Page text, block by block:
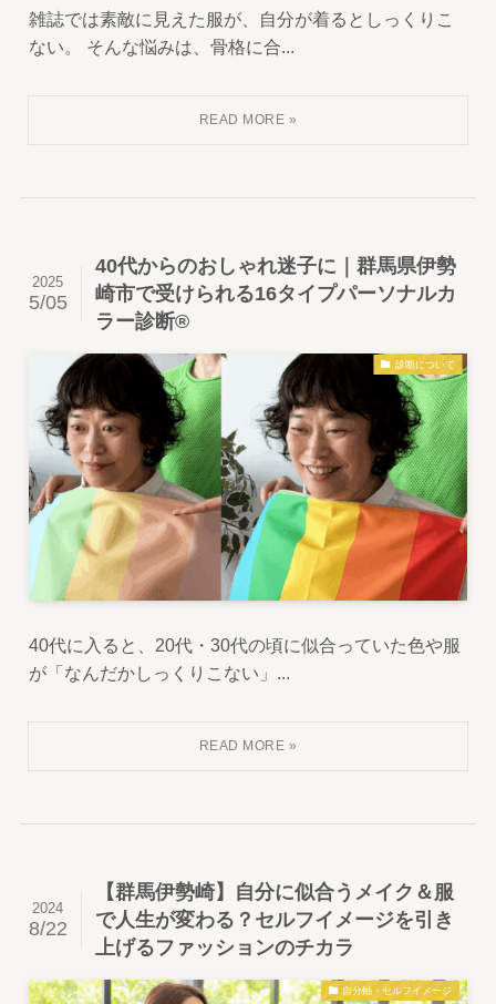
雑誌では素敵に見えた服が、自分が着るとしっくりこ
ない。 そんな悩みは、骨格に合...
40代からのおしゃれ迷子に｜群馬県伊勢
崎市で受けられる16タイプパーソナルカ
ラー診断®
2025
5/05
診断について
40代に入ると、20代・30代の頃に似合っていた色や服
が「なんだかしっくりこない」...
【群馬伊勢崎】自分に似合うメイク＆服
で人生が変わる？セルフイメージを引き
上げるファッションのチカラ
2024
8/22
自分軸・セルフイメージ